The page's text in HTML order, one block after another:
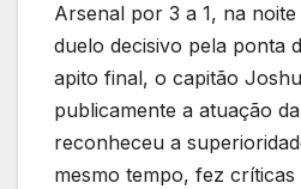
Arsenal por 3 a 1, na
duelo decisivo pela ponta
apito final, o capitão
publicamente a atuação
reconheceu a
mesmo tempo, fez